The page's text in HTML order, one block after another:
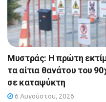
Μυστράς: Η πρώτη
τα αίτια θανάτου του
σε καταψύκτη
6 Αυγούστου, 2026